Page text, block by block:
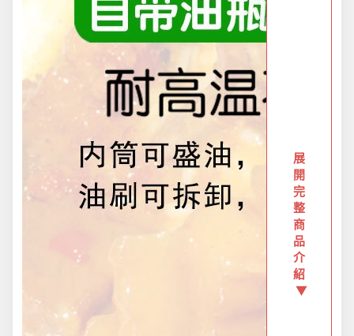
新品上市
生活用品
節慶熱賣
衛浴用品
限時活動精選
展
開
完
整
商
品
介
紹
▼